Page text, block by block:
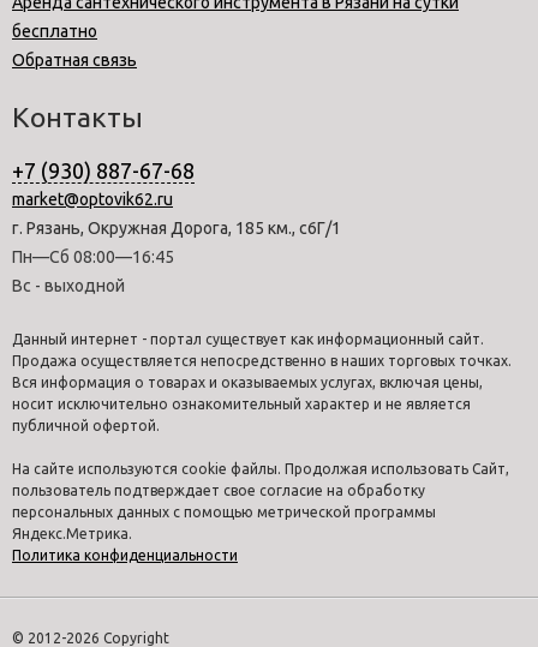
бесплатно
Обратная связь
Контакты
+7 (930) 887-67-68
market@optovik62.ru
г. Рязань, Окружная Дорога, 185 км., с6Г/1
Пн—Сб 08:00—16:45
Вс - выходной
Данный интернет - портал существует как информационный сайт.
Продажа осуществляется непосредственно в наших торговых точках.
Вся информация о товарах и оказываемых услугах, включая цены,
носит исключительно ознакомительный характер и не является
публичной офертой.
На сайте используются cookie файлы. Продолжая использовать Сайт,
пользователь подтверждает свое согласие на обработку
персональных данных с помощью метрической программы
Яндекс.Метрика.
Политика конфиденциальности
© 2012-2026 Copyright